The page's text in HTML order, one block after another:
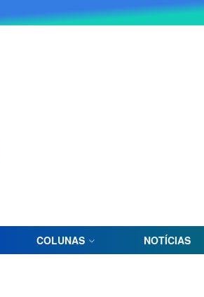
COLUNAS NOTÍCIAS